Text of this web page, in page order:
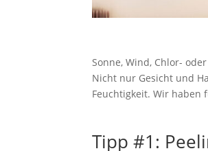
Sonne, Wind, Chlor-
Nicht nur Gesicht und
Feuchtigkeit. Wir haben
Tipp #1: